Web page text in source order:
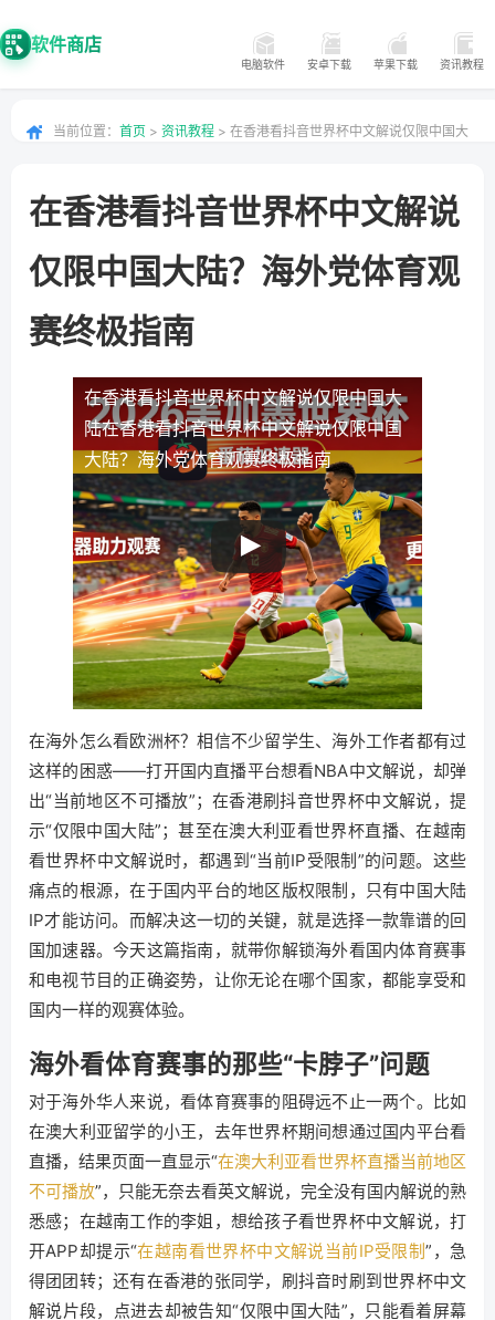
软件商店
电脑软件 安卓下载 苹果下载 资讯教程
当前位置： 首页 > 资讯教程 > 在香港看抖音世界杯中文解说仅限中国大
在香港看抖音世界杯中文解说
仅限中国大陆？海外党体育观
赛终极指南
在香港看抖音世界杯中文解说仅限中国大
陆在香港看抖音世界杯中文解说仅限中国
大陆？海外党体育观赛终极指南
在海外怎么看欧洲杯？相信不少留学生、海外工作者都有过
这样的困惑——打开国内直播平台想看NBA中文解说，却弹
出“当前地区不可播放”；在香港刷抖音世界杯中文解说，提
示“仅限中国大陆”；甚至在澳大利亚看世界杯直播、在越南
看世界杯中文解说时，都遇到“当前IP受限制”的问题。这些
痛点的根源，在于国内平台的地区版权限制，只有中国大陆
IP才能访问。而解决这一切的关键，就是选择一款靠谱的回
国加速器。今天这篇指南，就带你解锁海外看国内体育赛事
和电视节目的正确姿势，让你无论在哪个国家，都能享受和
国内一样的观赛体验。
海外看体育赛事的那些“卡脖子”问题
对于海外华人来说，看体育赛事的阻碍远不止一两个。比如
在澳大利亚留学的小王，去年世界杯期间想通过国内平台看
直播，结果页面一直显示“在澳大利亚看世界杯直播当前地区
不可播放”，只能无奈去看英文解说，完全没有国内解说的熟
悉感；在越南工作的李姐，想给孩子看世界杯中文解说，打
开APP却提示“在越南看世界杯中文解说当前IP受限制”，急
得团团转；还有在香港的张同学，刷抖音时刷到世界杯中文
解说片段，点进去却被告知“仅限中国大陆”，只能看着屏幕